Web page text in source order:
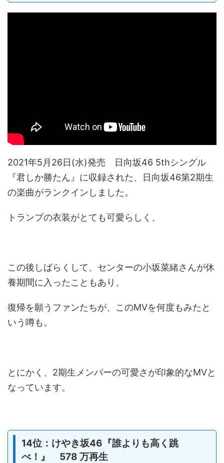
2021年5月26日(水)発売 日向坂46 5thシングル
『君しか勝たん』に収録された、日向坂46第2期生
の楽曲がランクインしました。
トランプの衣装がとても可愛らしく、
この後しばらくして、センターの小坂菜緒さんが休
養期間に入ったこともあり、
復帰を願うファンたちが、このMVを何度もみたと
いう噂も。
とにかく、2期生メンバーの可愛さが印象的なMVと
なっています。
14位：けやき坂46『誰よりも高く跳
べ！』 578 万再生